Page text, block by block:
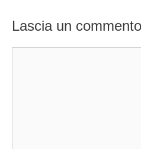
Lascia un commento